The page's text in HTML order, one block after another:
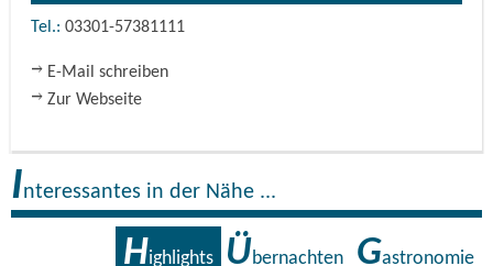
Tel.: 03301-57381111
E-Mail schreiben
Zur Webseite
Interessantes in der Nähe ...
Highlights Übernachten Gastronomie